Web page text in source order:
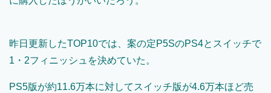
昨日更新したTOP10では、案の定P5SのPS4とスイッチで
1・2フィニッシュを決めていた。
PS5版が約11.6万本に対してスイッチ版が4.6万本ほど売